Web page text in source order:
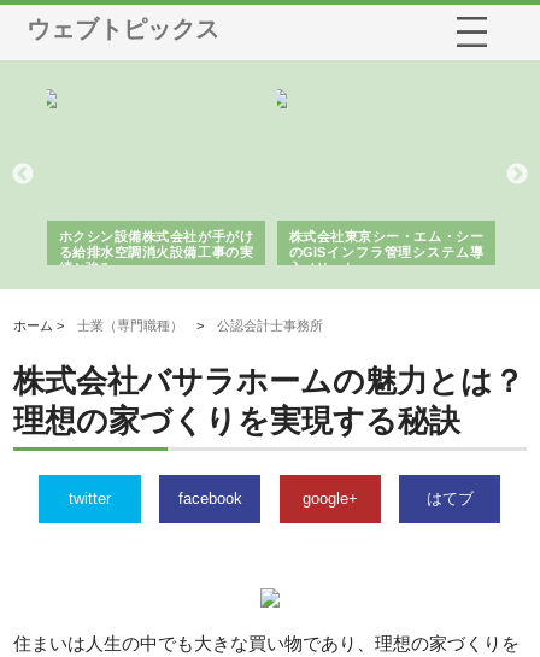
ウェブトピックス
ホクシン設備株式会社が手がけ
る給排水空調消火設備工事の実
績と強み
株式会社東京シー・エム・シー
のGISインフラ管理システム導
入メリット
ホーム >士業（専門職種） >公認会計士事務所
株式会社バサラホームの魅力とは？
理想の家づくりを実現する秘訣
twitter facebook google+ はてブ
住まいは人生の中でも大きな買い物であり、理想の家づくりを